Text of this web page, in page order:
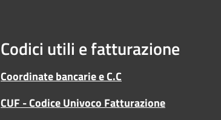
Codici utili e fatturazione
Coordinate bancarie e C.C
CUF - Codice Univoco Fatturazione